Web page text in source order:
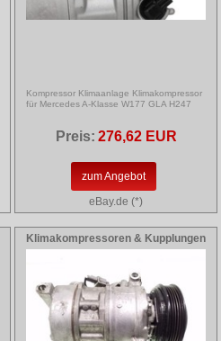
Kompressor Klimaanlage Klimakompressor
für Mercedes A-Klasse W177 GLA H247
Preis: 276,62 EUR
zum Angebot
eBay.de (*)
Klimakompressoren & Kupplungen